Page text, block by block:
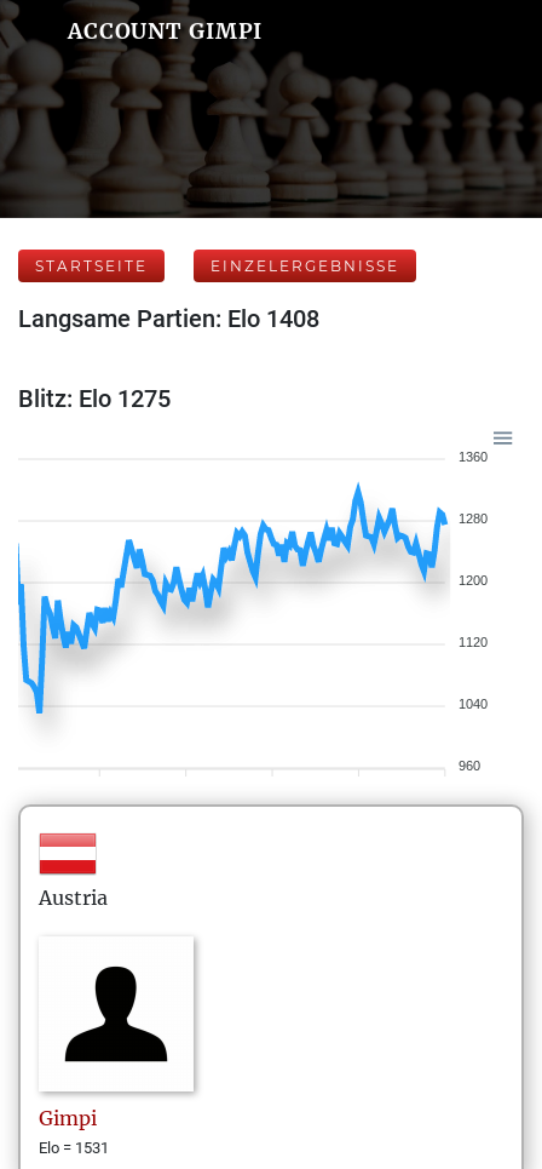
ACCOUNT GIMPI
STARTSEITE EINZELERGEBNISSE
Langsame Partien: Elo 1408
Blitz: Elo 1275
1360
1280
1200
1120
1040
960
Austria
Gimpi
Elo = 1531